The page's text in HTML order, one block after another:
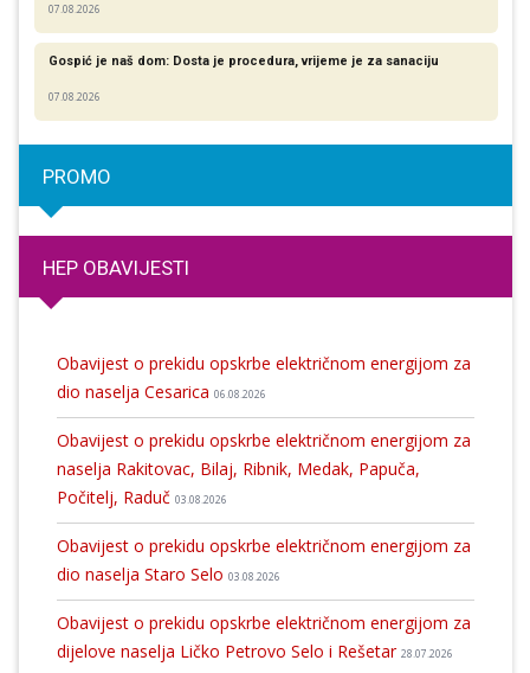
07.08.2026
Gospić je naš dom: Dosta je procedura, vrijeme je za sanaciju
07.08.2026
PROMO
HEP OBAVIJESTI
Obavijest o prekidu opskrbe električnom energijom za
dio naselja Cesarica 06.08.2026
Obavijest o prekidu opskrbe električnom energijom za
naselja Rakitovac, Bilaj, Ribnik, Medak, Papuča,
Počitelj, Raduč 03.08.2026
Obavijest o prekidu opskrbe električnom energijom za
dio naselja Staro Selo 03.08.2026
Obavijest o prekidu opskrbe električnom energijom za
dijelove naselja Ličko Petrovo Selo i Rešetar 28.07.2026